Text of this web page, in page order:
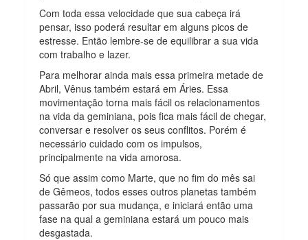
Com toda essa velocidade que sua cabeça irá
pensar, isso poderá resultar em alguns picos de
estresse. Então lembre-se de equilibrar a sua vida
com trabalho e lazer.
Para melhorar ainda mais essa primeira metade de
Abril, Vênus também estará em Áries. Essa
movimentação torna mais fácil os relacionamentos
na vida da geminiana, pois fica mais fácil de chegar,
conversar e resolver os seus conflitos. Porém é
necessário cuidado com os impulsos,
principalmente na vida amorosa.
Só que assim como Marte, que no fim do mês sai
de Gêmeos, todos esses outros planetas também
passarão por sua mudança, e iniciará então uma
fase na qual a geminiana estará um pouco mais
desgastada.